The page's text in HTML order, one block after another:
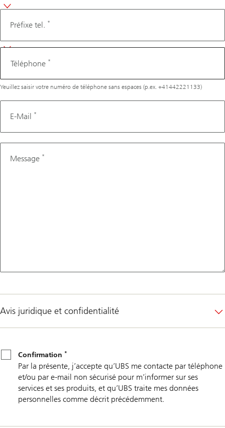
Téléphone
Préfixe tel. *
Téléphone *
Yeuillez saisir votre numéro de téléphone sans espaces (p.ex. +41442221133)
E-Mail *
Message *
Avis juridique et confidentialité
Confirmation
Confirmation *
Par la présente, j’accepte qu’UBS me contacte par téléphone
et/ou par e-mail non sécurisé pour m’informer sur ses
services et ses produits, et qu’UBS traite mes données
personnelles comme décrit précédemment.